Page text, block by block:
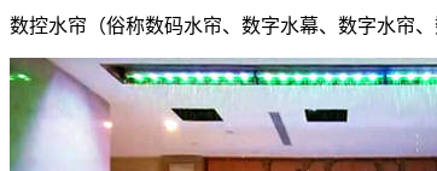
数控水帘（俗称数码水帘、数字水幕、数字水帘